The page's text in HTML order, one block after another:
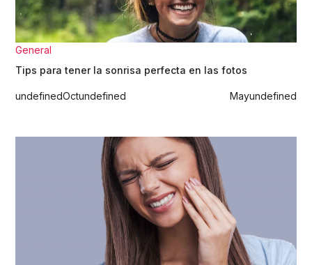
General
Tips para tener la sonrisa perfecta en las fotos
undefinedOctundefined Mayundefined